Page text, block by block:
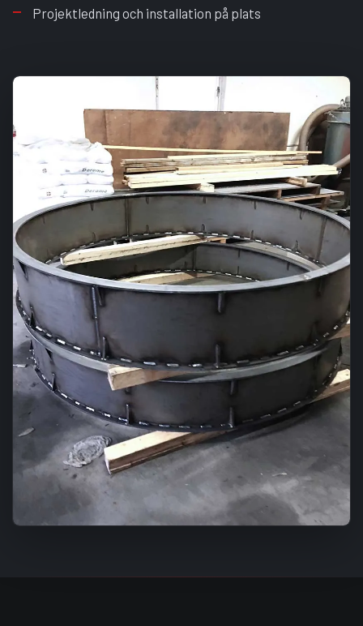
Projektledning och installation på plats